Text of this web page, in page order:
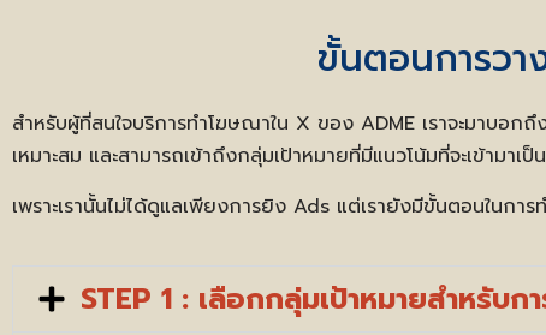
ขั้นตอนการว
สำหรับผู้ที่สนใจบริการทำโฆษณาใน X ของ ADME เราจะมาบอก
เหมาะสม และสามารถเข้าถึงกลุ่มเป้าหมายที่มีแนวโน้มที่จะเข้ามาเ
เพราะเรานั้นไม่ได้ดูแลเพียงการยิง Ads แต่เรายังมีขั้นตอนในการ
STEP 1 : เลือกกลุ่มเป้าหมายสำหรับ